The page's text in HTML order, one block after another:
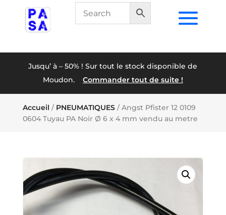
Jusqu’ à – 50% ! Sur tout le stock disponible de
Moudon. Commander tout de suite !
Accueil / PNEUMATIQUES/ Angst Pfister 12 0109
0604 Tuyau PA Noir Ø 6 x 4 mm vendu au metre